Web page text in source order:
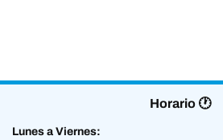
Horario 🕐
Lunes a Viernes: